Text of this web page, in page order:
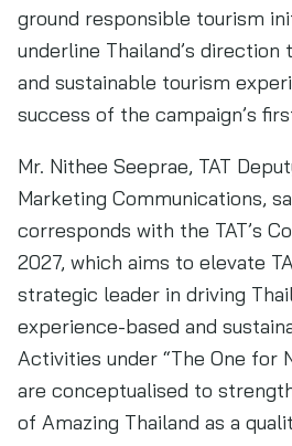
ground responsible tourism
underline Thailand’s direction
and sustainable tourism
success of the campaign’s
Mr. Nithee Seeprae, TAT
Marketing Communications,
corresponds with the TAT’s
2027, which aims to elevate
strategic leader in driving
experience-based and
Activities under “The One for
are conceptualised to
of Amazing Thailand as a